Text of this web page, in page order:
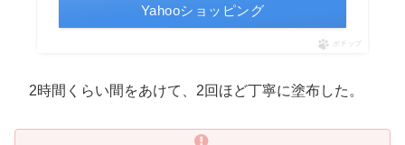
Yahooショッピング
ポチップ
2時間くらい間をあけて、2回ほど丁寧に塗布した。